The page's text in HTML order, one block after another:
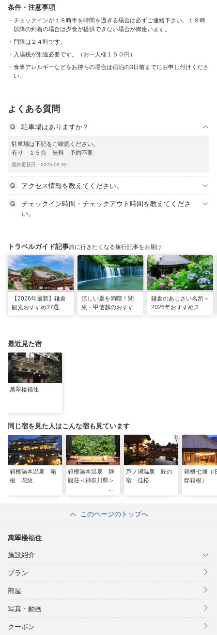
条件・注意事項
チェックインが１８時半を時間を過ぎる場合は必ずご連絡下さい。１９時
以降の到着の場合は夕食が提供できない場合が御座います。
門限は２４時です。
入湯税が別途必要です。（お一人様１５０円）
食事アレルギーなどをお持ちの場合は宿泊の3日前までにお申し付けくださ
い。
よくある質問
駐車場はありますか？
駐車場は下記をご確認ください。
有り １５台 無料 予約不要
最終更新日：2025-09-30
アクセス情報を教えてください。
チェックイン時間・チェックアウト時間を教えてくださ
い。
トラベルガイド記事旅に行きたくなる旅行記事をお届け
【2026年最新】鎌倉
観光おすすめ37選！
涼しい夏を満喫！関
東・甲信越のおすすめ
鎌倉のあじさい名所～
2026年おすすめスポ
最近見た宿
萬翠楼福住
同じ宿を見た人はこんな宿も見ています
箱根湯本温泉 箱
根 花紋
箱根湯本温泉 静
観荘＜神奈川県＞
芦ノ湖温泉 匠の
宿 佳松
箱根七瀬（
邸箱根）
このページのトップへ
萬翠楼福住
施設紹介
プラン
部屋
写真・動画
クーポン